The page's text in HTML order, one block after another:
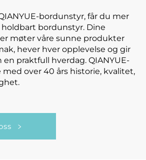
bordunstyr, får du mer
bordunstyr. Dine
møter våre sunne produkter
hever hver opplevelse og gir
praktfull hverdag. QIANYUE-
over 40 års historie, kvalitet,